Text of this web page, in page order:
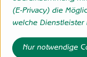
Hofgemeinschaft
Hauptmoorweg 3
27798 Hude
(E-Privacy) die
welche Dienstleister
Nur notwendige